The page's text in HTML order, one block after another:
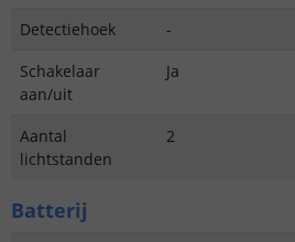
Detectiehoek
-
Schakelaar
aan/uit
Ja
Aantal
lichtstanden
2
Batterij